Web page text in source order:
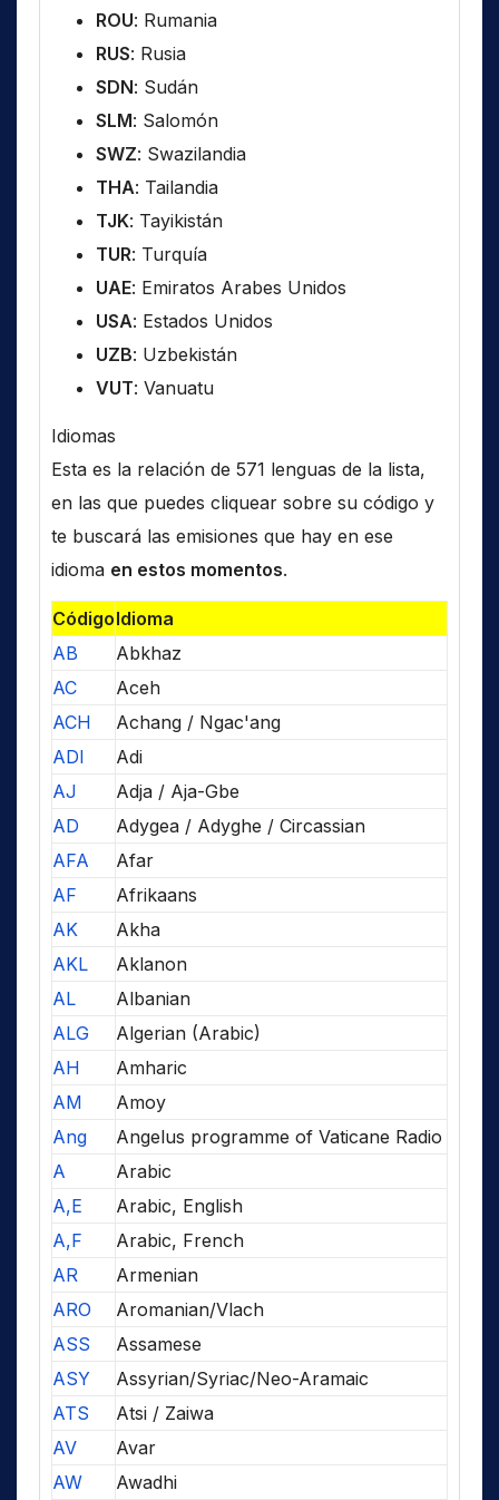
ROU: Rumania
RUS: Rusia
SDN: Sudán
SLM: Salomón
SWZ: Swazilandia
THA: Tailandia
TJK: Tayikistán
TUR: Turquía
UAE: Emiratos Arabes Unidos
USA: Estados Unidos
UZB: Uzbekistán
VUT: Vanuatu
Idiomas
Esta es la relación de 571 lenguas de la lista,
en las que puedes cliquear sobre su código y
te buscará las emisiones que hay en ese
idioma en estos momentos.
CódigoIdioma
AB
Abkhaz
AC
Aceh
ACH
Achang / Ngac'ang
ADI
Adi
AJ
Adja / Aja-Gbe
AD
Adygea / Adyghe / Circassian
AFA
Afar
AF
Afrikaans
AK
Akha
AKL
Aklanon
AL
Albanian
ALG
Algerian (Arabic)
AH
Amharic
AM
Amoy
Ang
Angelus programme of Vaticane Radio
A
Arabic
A,E
Arabic, English
A,F
Arabic, French
AR
Armenian
ARO
Aromanian/Vlach
ASS
Assamese
ASY
Assyrian/Syriac/Neo-Aramaic
ATS
Atsi / Zaiwa
AV
Avar
AW
Awadhi